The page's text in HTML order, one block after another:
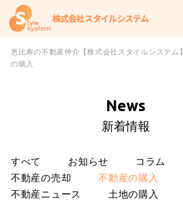
恵比寿の不動産仲介【株式会社スタイルシステム】
の購入
News
新着情報
すべて お知らせ
コラム
不動産の売却
不動産の購入
不動産ニュース
土地の購入